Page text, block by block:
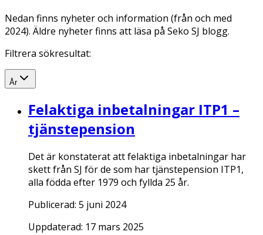
Nedan finns nyheter och information (från och med
2024). Äldre nyheter finns att läsa på Seko SJ blogg.
Filtrera sökresultat:
År
Felaktiga inbetalningar ITP1 –
tjänstepension
Det är konstaterat att felaktiga inbetalningar har
skett från SJ för de som har tjänstepension ITP1,
alla födda efter 1979 och fyllda 25 år.
Publicerad: 5 juni 2024
Uppdaterad: 17 mars 2025